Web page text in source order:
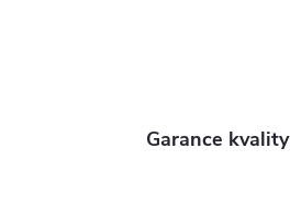
Garance kvality